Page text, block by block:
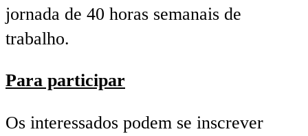
jornada de 40 horas semanais de
trabalho.
Para participar
Os interessados podem se inscrever